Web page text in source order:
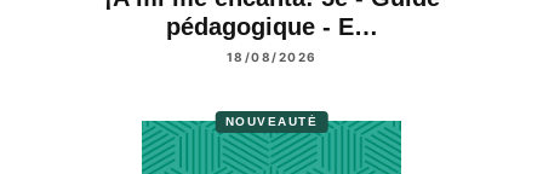
pédagogique - E…
18/08/2026
NOUVEAUTÉ